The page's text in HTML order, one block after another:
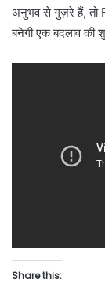
अनुभव से गुज़रे हैं,
बनेगी एक बदलाव की
Share this: